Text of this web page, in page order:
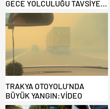
GECE YOLCULUĞU TAVSİYE
EDİLMİYOR: ALTERNATİF
KAPILAR ZAMAN
KAZANDIRIYOR!
TRAKYA OTOYOLU’NDA
BÜYÜK YANGIN:VİDEO